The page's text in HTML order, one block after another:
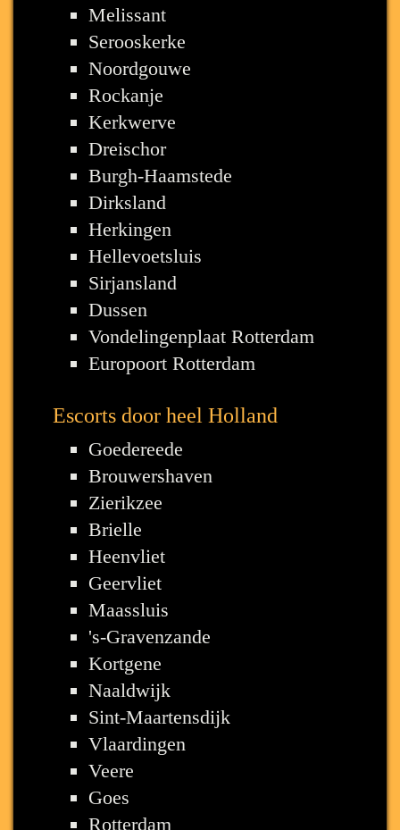
Melissant
Serooskerke
Noordgouwe
Rockanje
Kerkwerve
Dreischor
Burgh-Haamstede
Dirksland
Herkingen
Hellevoetsluis
Sirjansland
Dussen
Vondelingenplaat Rotterdam
Europoort Rotterdam
Escorts door heel Holland
Goedereede
Brouwershaven
Zierikzee
Brielle
Heenvliet
Geervliet
Maassluis
's-Gravenzande
Kortgene
Naaldwijk
Sint-Maartensdijk
Vlaardingen
Veere
Goes
Rotterdam